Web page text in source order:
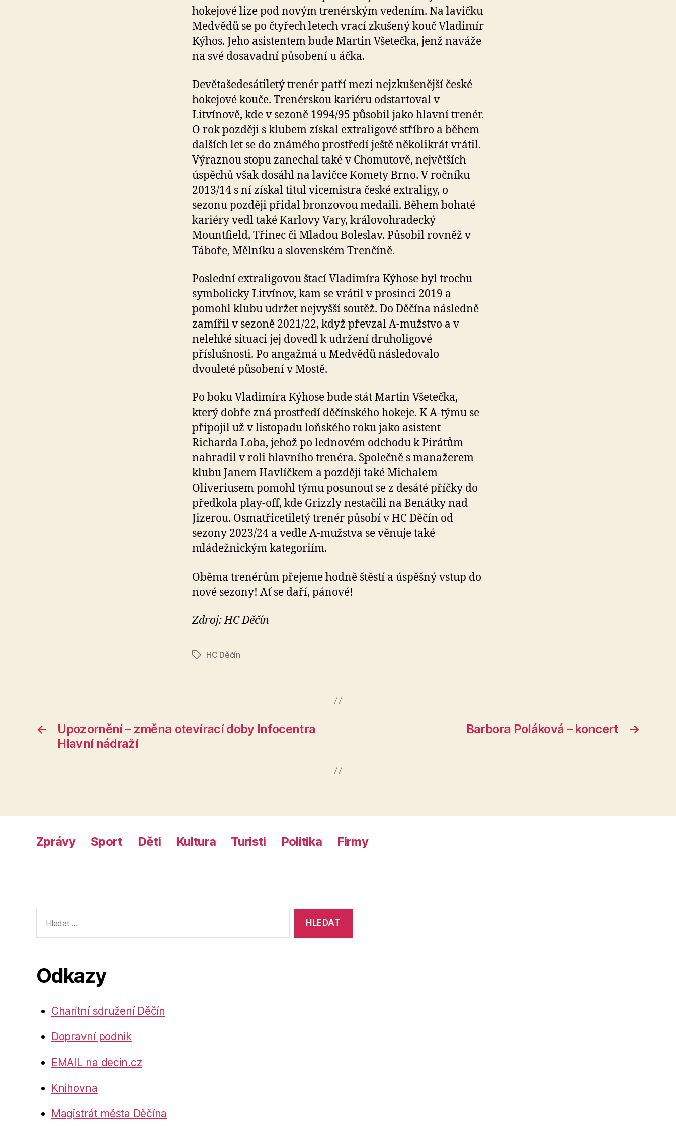
hokejové lize pod novým trenérským vedením. Na lavičku
Medvědů se po čtyřech letech vrací zkušený kouč Vladimír
Kýhos. Jeho asistentem bude Martin Všetečka, jenž naváže
na své dosavadní působení u áčka.
Devětašedesátiletý trenér patří mezi nejzkušenější české
hokejové kouče. Trenérskou kariéru odstartoval v
Litvínově, kde v sezoně 1994/95 působil jako hlavní trenér.
O rok později s klubem získal extraligové stříbro a během
dalších let se do známého prostředí ještě několikrát vrátil.
Výraznou stopu zanechal také v Chomutově, největších
úspěchů však dosáhl na lavičce Komety Brno. V ročníku
2013/14 s ní získal titul vicemistra české extraligy, o
sezonu později přidal bronzovou medaili. Během bohaté
kariéry vedl také Karlovy Vary, královohradecký
Mountfield, Třinec či Mladou Boleslav. Působil rovněž v
Táboře, Mělníku a slovenském Trenčíně.
Poslední extraligovou štací Vladimíra Kýhose byl trochu
symbolicky Litvínov, kam se vrátil v prosinci 2019 a
pomohl klubu udržet nejvyšší soutěž. Do Děčína následně
zamířil v sezoně 2021/22, když převzal A-mužstvo a v
nelehké situaci jej dovedl k udržení druholigové
příslušnosti. Po angažmá u Medvědů následovalo
dvouleté působení v Mostě.
Po boku Vladimíra Kýhose bude stát Martin Všetečka,
který dobře zná prostředí děčínského hokeje. K A-týmu se
připojil už v listopadu loňského roku jako asistent
Richarda Loba, jehož po lednovém odchodu k Pirátům
nahradil v roli hlavního trenéra. Společně s manažerem
klubu Janem Havlíčkem a později také Michalem
Oliveriusem pomohl týmu posunout se z desáté příčky do
předkola play-off, kde Grizzly nestačili na Benátky nad
Jizerou. Osmatřicetiletý trenér působí v HC Děčín od
sezony 2023/24 a vedle A-mužstva se věnuje také
mládežnickým kategoriím.
Oběma trenérům přejeme hodně štěstí a úspěšný vstup do
nové sezony! Ať se daří, pánové!
Zdroj: HC Děčín
ŠtítkyHC Děčín
←
Upozornění – změna otevírací doby Infocentra
Hlavní nádraží
→
Barbora Poláková – koncert
Zprávy Sport Děti Kultura Turisti Politika Firmy
vyhledávání:
Odkazy
Charitní sdružení Děčín
Dopravní podnik
EMAIL na decin.cz
Knihovna
Magistrát města Děčína